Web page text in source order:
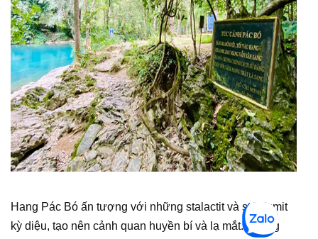
Hang Pác Bó ấn tượng với những stalactit và stalagmit
kỳ diệu, tạo nên cảnh quan huyền bí và lạ mắt. Không